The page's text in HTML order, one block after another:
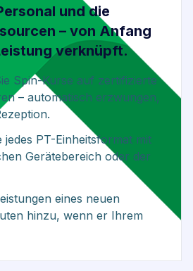
und die
– von Anfang
verknüpft.
Spin-Kurse auf zertifizierte
– automatisch erzwungen,
jedes PT-Einheitsformat mit
Gerätebereich oder der
eines neuen
hinzu, wenn er Ihrem